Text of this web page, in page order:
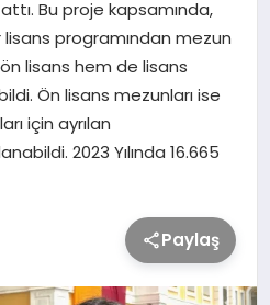
Bu proje kapsamında,
programından mezun
lisans hem de lisans
Ön lisans mezunları ise
için ayrılan
2023 Yılında 16.665
Paylaş